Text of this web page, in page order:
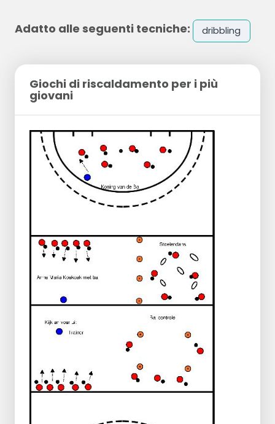
Adatto alle seguenti tecniche: dribbling
Giochi di riscaldamento per i più
giovani